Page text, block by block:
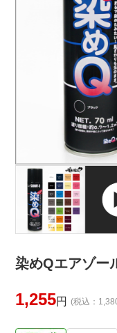
染めQエアゾ
1,255円 (税込：